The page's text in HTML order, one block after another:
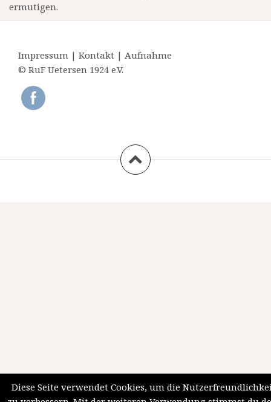
ermutigen.
Impressum | Kontakt | Aufnahme
© RuF Uetersen 1924 e.V.
Diese Seite verwendet Cookies, um die